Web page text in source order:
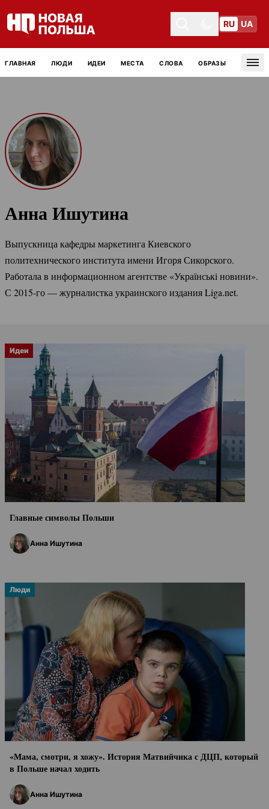
Toggle themeToggle theme
RU UA
ГЛАВНАЯ ЛЮДИ ИДЕИ МЕСТА СЛОВА ОБРАЗЫ
Анна Ишутина
Выпускница кафедры маркетинга Киевского
политехнического института имени Игоря Сикорского.
Работала в информационном агентстве «Українські новини».
С 2015-го— журналистка украинского издания Liga.net.
Идеи
Главные символы Польши
Анна Ишутина
Люди
«Мама, смотри, я хожу». История Матвийчика с ДЦП, который
в Польше начал ходить
Анна Ишутина